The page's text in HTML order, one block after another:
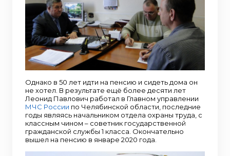
Однако в 50 лет идти на пенсию и сидеть дома он
не хотел. В результате ещё более десяти лет
Леонид Павлович работал в Главном управлении
МЧС России по Челябинской области, последние
годы являясь начальником отдела охраны труда, с
классным чином – советник государственной
гражданской службы 1 класса. Окончательно
вышел на пенсию в январе 2020 года.